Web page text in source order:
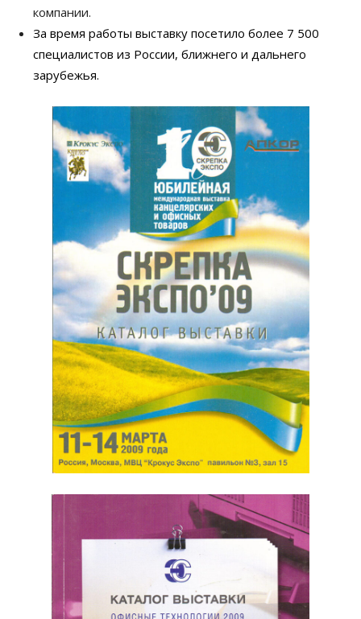
компании.
За время работы выставку посетило более 7 500
специалистов из России, ближнего и дальнего
зарубежья.